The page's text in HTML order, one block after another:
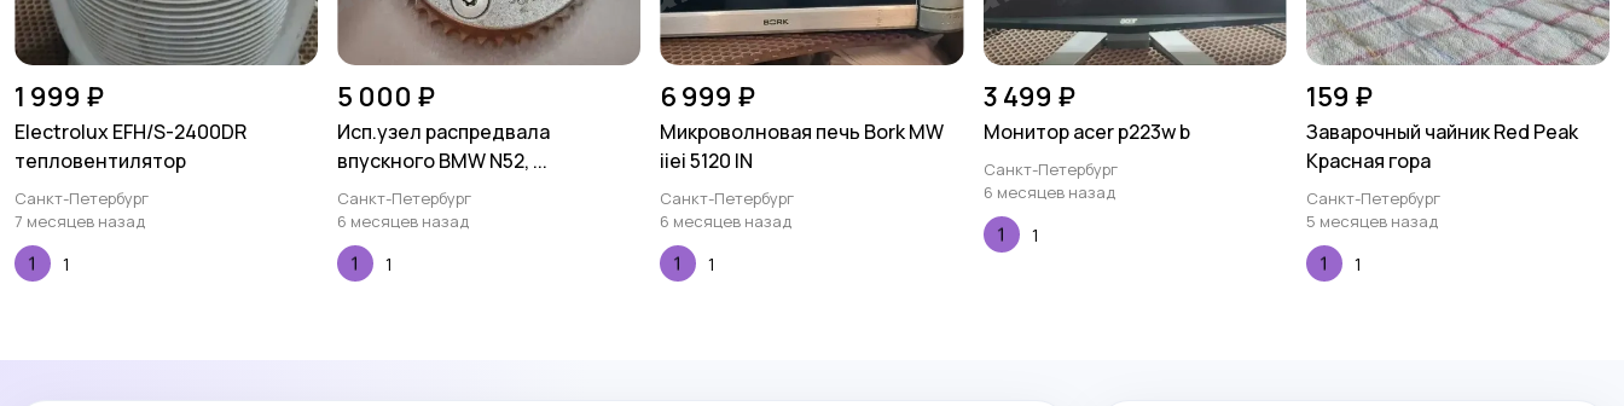
1 999 ₽
Electrolux EFH/S-2400DR
тепловентилятор
Санкт-Петербург
7 месяцев назад
1
5 000 ₽
Исп.узел распредвала
впускного BMW N52, ...
Санкт-Петербург
6 месяцев назад
1
6 999 ₽
Микроволновая печь Bork MW
iiei 5120 IN
Санкт-Петербург
6 месяцев назад
1
3 499 ₽
Монитор acer p223w b
Санкт-Петербург
6 месяцев назад
1
159 ₽
Заварочный чайник Red Peak
Красная гора
Санкт-Петербург
5 месяцев назад
1